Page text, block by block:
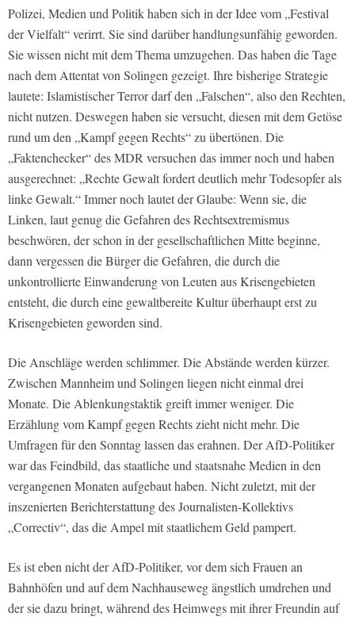
Polizei, Medien und Politik haben sich in der Idee vom „Festival
der Vielfalt“ verirrt. Sie sind darüber handlungsunfähig geworden.
Sie wissen nicht mit dem Thema umzugehen. Das haben die Tage
nach dem Attentat von Solingen gezeigt. Ihre bisherige Strategie
lautete: Islamistischer Terror darf den „Falschen“, also den Rechten,
nicht nutzen. Deswegen haben sie versucht, diesen mit dem Getöse
rund um den „Kampf gegen Rechts“ zu übertönen. Die
„Faktenchecker“ des MDR versuchen das immer noch und haben
ausgerechnet: „Rechte Gewalt fordert deutlich mehr Todesopfer als
linke Gewalt.“ Immer noch lautet der Glaube: Wenn sie, die
Linken, laut genug die Gefahren des Rechtsextremismus
beschwören, der schon in der gesellschaftlichen Mitte beginne,
dann vergessen die Bürger die Gefahren, die durch die
unkontrollierte Einwanderung von Leuten aus Krisengebieten
entsteht, die durch eine gewaltbereite Kultur überhaupt erst zu
Krisengebieten geworden sind.
Die Anschläge werden schlimmer. Die Abstände werden kürzer.
Zwischen Mannheim und Solingen liegen nicht einmal drei
Monate. Die Ablenkungstaktik greift immer weniger. Die
Erzählung vom Kampf gegen Rechts zieht nicht mehr. Die
Umfragen für den Sonntag lassen das erahnen. Der AfD-Politiker
war das Feindbild, das staatliche und staatsnahe Medien in den
vergangenen Monaten aufgebaut haben. Nicht zuletzt, mit der
inszenierten Berichterstattung des Journalisten-Kollektivs
„Correctiv“, das die Ampel mit staatlichem Geld pampert.
Es ist eben nicht der AfD-Politiker, vor dem sich Frauen an
Bahnhöfen und auf dem Nachhauseweg ängstlich umdrehen und
der sie dazu bringt, während des Heimwegs mit ihrer Freundin auf